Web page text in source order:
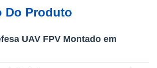
Do Produto
UAV FPV Montado em